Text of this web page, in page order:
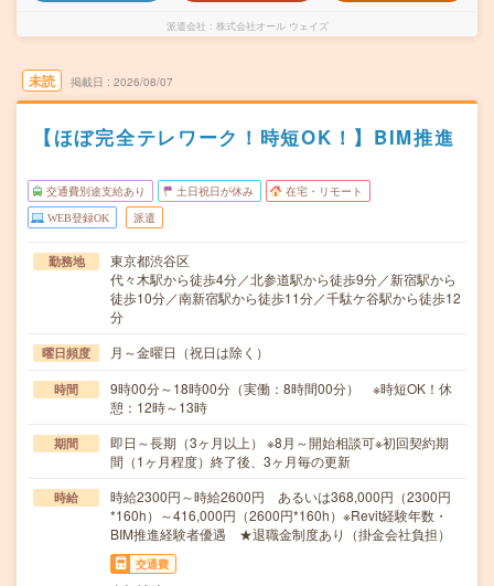
派遣会社 株式会社オール ウェイズ
未読 掲載日 2026/08/07
【ほぼ完全テレワーク！時短OK！】BIM推進
交通費別途支給あり 土日祝日が休み 在宅・リモート
WEB登録OK 派遣
勤務地
東京都渋谷区
代々木駅から徒歩4分／北参道駅から徒歩9分／新宿駅から
徒歩10分／南新宿駅から徒歩11分／千駄ケ谷駅から徒歩12
分
曜日頻度 月～金曜日（祝日は除く）
時間
9時00分～18時00分（実働：8時間00分） ※時短OK！休
憩：12時～13時
期間
即日～長期（3ヶ月以上） ※8月～開始相談可※初回契約期
間（1ヶ月程度）終了後、3ヶ月毎の更新
時給
時給2300円～時給2600円 あるいは368,000円（2300円
*160h）～416,000円（2600円*160h）※Revit経験年数・
BIM推進経験者優遇 ★退職金制度あり（掛金会社負担）
交通費